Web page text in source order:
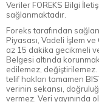
Veriler FOREKS Bilgi
sağlanmaktadır.
Foreks tarafından
Piyasası, Vadeli İşlem
az 15 dakika gecikmeli
Belgesi altında
edilemez, değiştirilemez.
telif hakları tamamen
verinin sekansı,
vermez. Veri yayınında